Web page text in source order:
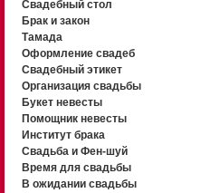
Свадебный стол
Брак и закон
Тамада
Оформление свадеб
Свадебный этикет
Организация свадьбы
Букет невесты
Помощник невесты
Институт брака
Свадьба и Фен-шуй
Время для свадьбы
В ожидании свадьбы